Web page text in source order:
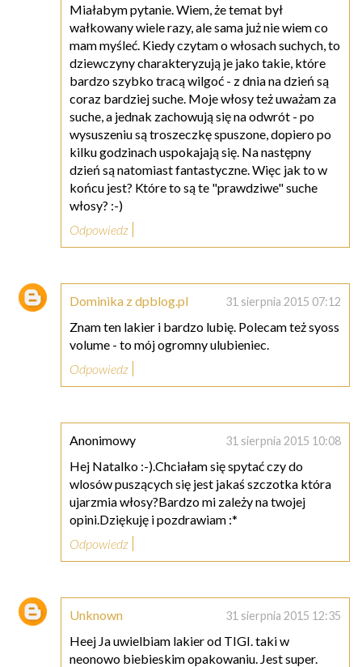
Miałabym pytanie. Wiem, że temat był
wałkowany wiele razy, ale sama już nie wiem co
mam myśleć. Kiedy czytam o włosach suchych, to
dziewczyny charakteryzują je jako takie, które
bardzo szybko tracą wilgoć - z dnia na dzień są
coraz bardziej suche. Moje włosy też uważam za
suche, a jednak zachowują się na odwrót - po
wysuszeniu są troszeczkę spuszone, dopiero po
kilku godzinach uspokajają się. Na następny
dzień są natomiast fantastyczne. Więc jak to w
końcu jest? Które to są te "prawdziwe" suche
włosy? :-)
Odpowiedz
Dominika z dpblog.pl 31 sierpnia 2015 07:12
Znam ten lakier i bardzo lubię. Polecam też syoss
volume - to mój ogromny ulubieniec.
Odpowiedz
Anonimowy 31 sierpnia 2015 10:08
Hej Natalko :-).Chciałam się spytać czy do
wlosów puszących się jest jakaś szczotka która
ujarzmia włosy?Bardzo mi zależy na twojej
opini.Dziękuję i pozdrawiam :*
Odpowiedz
Unknown 31 sierpnia 2015 12:35
Heej Ja uwielbiam lakier od TIGI. taki w
neonowo biebieskim opakowaniu. Jest super.